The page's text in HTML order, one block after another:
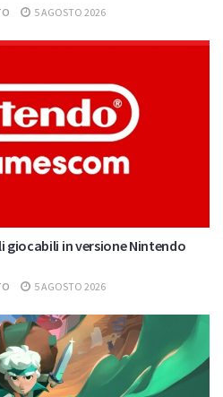
5 AGOSTO 2026
in versione Nintendo
5 AGOSTO 2026